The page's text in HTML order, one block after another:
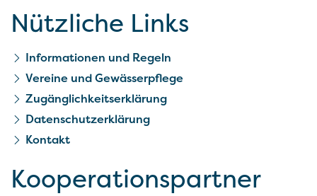
Nützliche Links
Informationen und Regeln
Vereine und Gewässerpflege
Zugänglichkeitserklärung
Datenschutzerklärung
Kontakt
Kooperationspartner